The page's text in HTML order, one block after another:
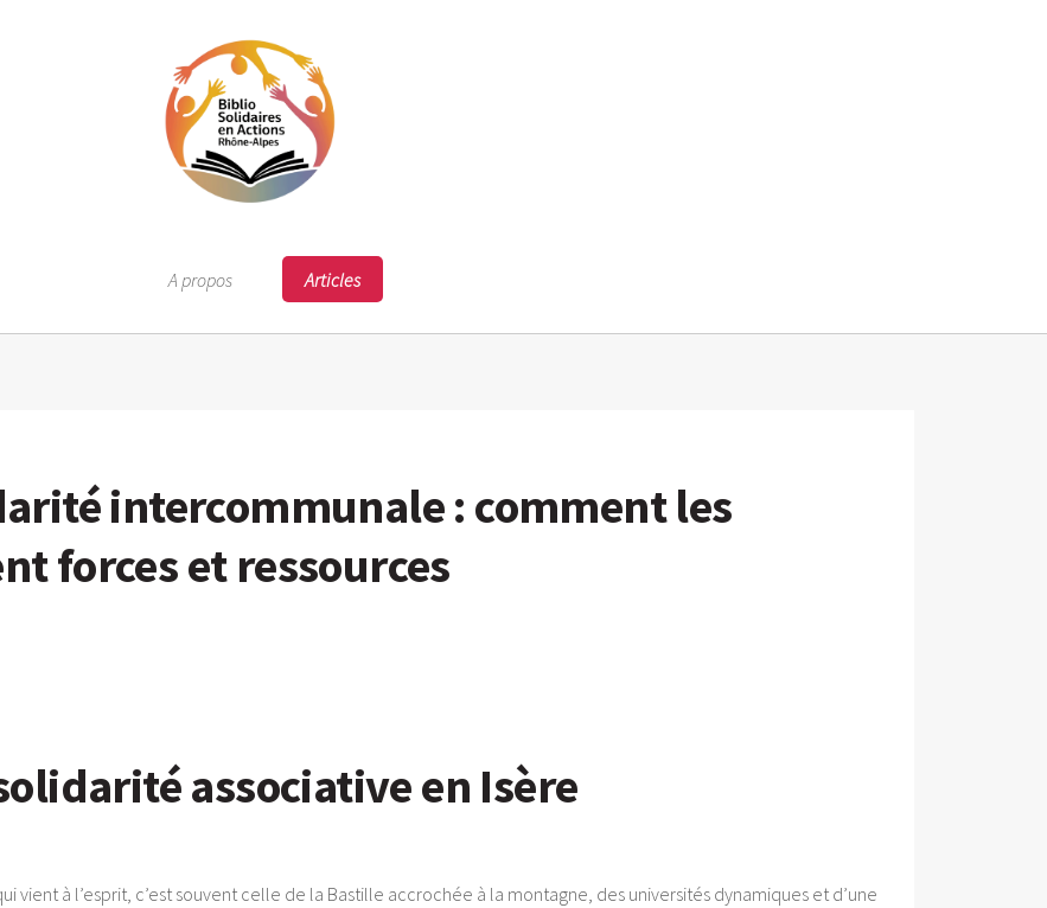
A propos Articles
intercommunale : comment les
forces et ressources
associative en Isère
vient à l’esprit, c’est souvent celle de la Bastille accrochée à la montagne, des universités dynamiques et d’une